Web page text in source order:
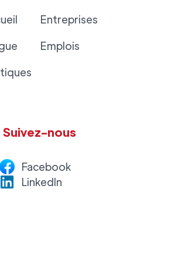
Entreprises
Emplois
Suivez-nous
Facebook
LinkedIn